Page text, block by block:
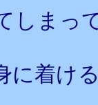
しまっ
に着け